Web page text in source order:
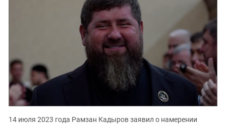
14 июля 2023 года Рамзан Кадыров заявил о намерении